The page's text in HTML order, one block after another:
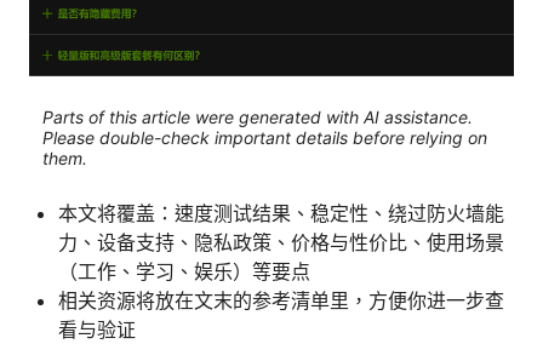
Parts of this article were generated with AI assistance.
Please double-check important details before relying on
them.
本文将覆盖：速度测试结果、稳定性、绕过防火墙能
力、设备支持、隐私政策、价格与性价比、使用场景
（工作、学习、娱乐）等要点
相关资源将放在文末的参考清单里，方便你进一步查
看与验证